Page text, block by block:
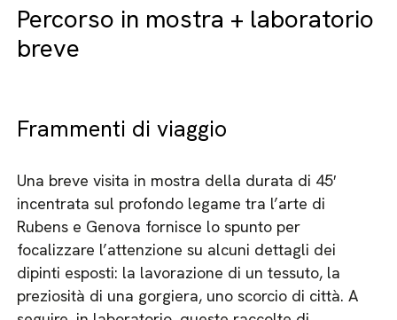
Percorso in mostra + laboratorio
breve
Frammenti di viaggio
Una breve visita in mostra della durata di 45′
incentrata sul profondo legame tra l’arte di
Rubens e Genova fornisce lo spunto per
focalizzare l’attenzione su alcuni dettagli dei
dipinti esposti: la lavorazione di un tessuto, la
preziosità di una gorgiera, uno scorcio di città. A